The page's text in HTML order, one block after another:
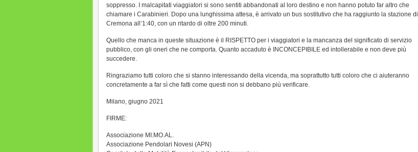
soppresso. I malcapitati viaggiatori si sono sentiti abbandonati al loro destino e non hanno potuto far altro che
chiamare i Carabinieri. Dopo una lunghissima attesa, è arrivato un bus sostitutivo che ha raggiunto la stazione di
Cremona all’1:40, con un ritardo di oltre 200 minuti.
Quello che manca in queste situazione è il RISPETTO per i viaggiatori e la mancanza del significato di servizio
pubblico, con gli oneri che ne comporta. Quanto accaduto è INCONCEPIBILE ed intollerabile e non deve più
succedere.
Ringraziamo tutti coloro che si stanno interessando della vicenda, ma soprattutto tutti coloro che ci aiuteranno
concretamente a far sì che fatti come questi non si debbano più verificare.
Milano, giugno 2021
FIRME:
Associazione MI.MO.AL.
Associazione Pendolari Novesi (APN)